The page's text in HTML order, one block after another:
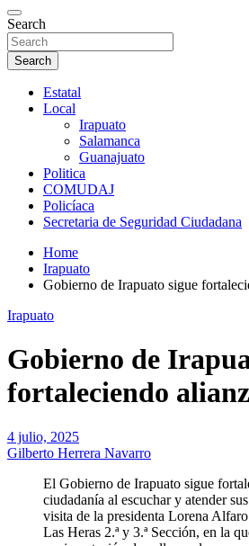
Noticias Guanajuato
Search
Search
Estatal
Local
Irapuato
Salamanca
Guanajuato
Politica
COMUDAJ
Policíaca
Secretaria de Seguridad Ciudadana
Home
Irapuato
Gobierno de Irapuato sigue
Irapuato
Gobierno de
fortaleciendo
4 julio, 2025
Gilberto Herrera Navarro
El Gobierno de Irapuato sigue
ciudadanía al escuchar y atender
visita de la presidenta Lorena
Las Heras 2.ª y 3.ª Sección, en la